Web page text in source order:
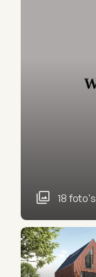
18 foto's